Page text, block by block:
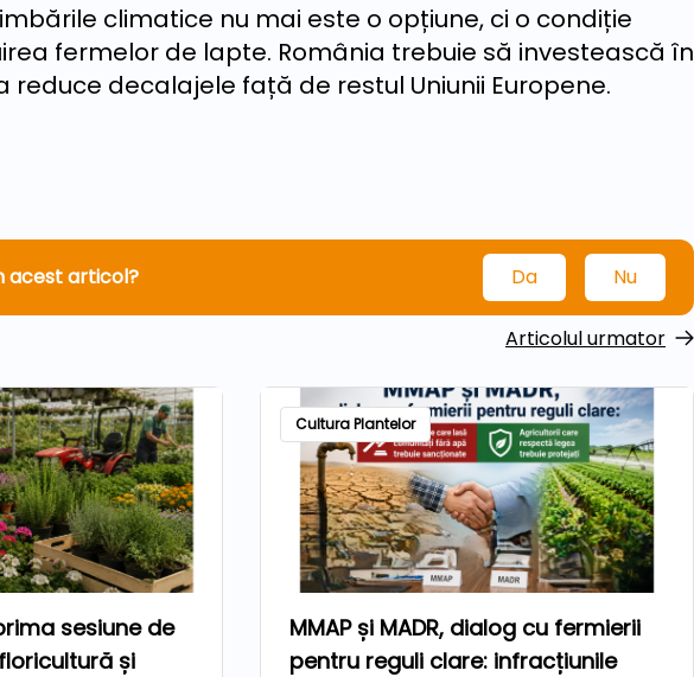
climatice nu mai este o opțiune, ci o condiție
fermelor de lapte. România trebuie să investească în
reduce decalajele față de restul Uniunii Europene.
acest articol? Da Nu
Articolul urmator
sesiune de
și
Cultura Plantelor
MMAP și MADR, dialog cu fermierii
pentru reguli clare: infracțiunile